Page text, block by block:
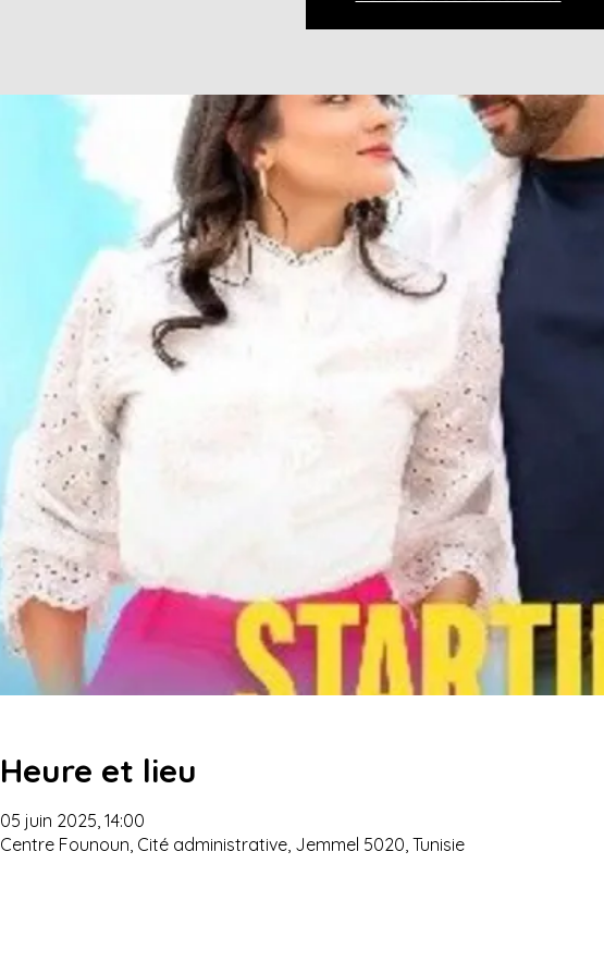
Heure et lieu
05 juin 2025, 14:00
Centre Founoun, Cité administrative, Jemmel 5020, Tunisie